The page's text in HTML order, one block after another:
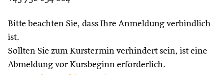
Bitte beachten Sie, dass Ihre Anmeldung verbindlich
ist.
Sollten Sie zum Kurstermin verhindert sein, ist eine
Abmeldung vor Kursbeginn erforderlich.